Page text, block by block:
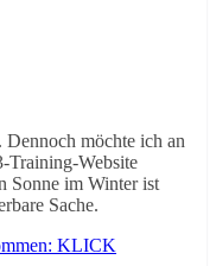
möchte ich an
Training-Website
Sonne im Winter ist
Sache.
KLICK